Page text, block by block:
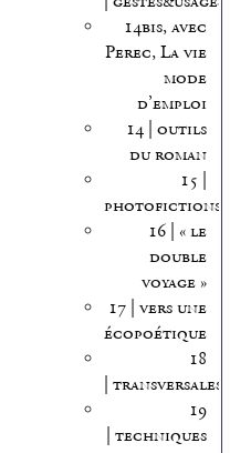
14bis, avec
Perec, La vie
mode
d’emploi
14 | outils
du roman
15 |
photofictions
16 | « le
double
voyage »
17 | vers une
écopoétique
18
| transversales
19
| techniques